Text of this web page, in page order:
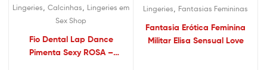
Lingeries Calcinhas
Lingeries em
Sex Shop
Fio Dental Lap Dance
Pimenta Sexy ROSA –
Lingeries Fantasias Femininas
Fantasia Erótica Feminina
Militar Elisa Sensual Love